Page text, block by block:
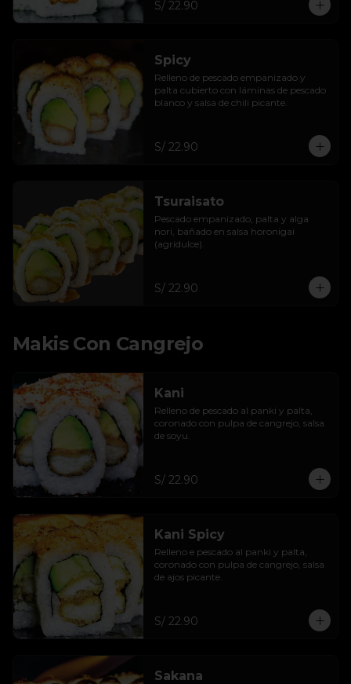
S/ 22.90
Spicy
Relleno de pescado empanizado y
palta cubierto con láminas de pescado
blanco y salsa de chili picante.
S/ 22.90
Tsuraisato
Pescado empanizado, palta y alga
nori, bañado en salsa horonigai
(agridulce).
S/ 22.90
Makis Con Cangrejo
Kani
Relleno de pescado al panki y palta,
coronado con pulpa de cangrejo, salsa
de soyu.
S/ 22.90
Kani Spicy
Relleno e pescado al panki y palta,
coronado con pulpa de cangrejo, salsa
de ajos picante.
S/ 22.90
Sakana